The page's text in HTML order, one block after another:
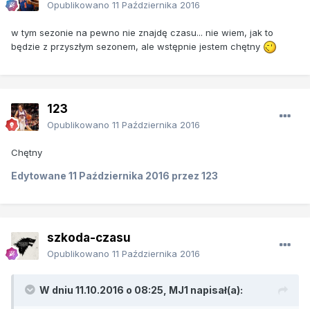
Opublikowano 11 Października 2016
w tym sezonie na pewno nie znajdę czasu... nie wiem, jak to
będzie z przyszłym sezonem, ale wstępnie jestem chętny
123
Opublikowano 11 Października 2016
Chętny
Edytowane 11 Października 2016 przez 123
szkoda-czasu
Opublikowano 11 Października 2016
W dniu 11.10.2016 o 08:25, MJ1 napisał(a):